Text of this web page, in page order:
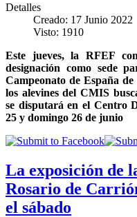
Detalles
Creado: 17 Junio 2022
Visto: 1910
Este jueves, la RFEF
designación como sede
Campeonato de España
los alevines del CMIS
se disputará en el Centro
25 y domingo 26 de junio
La exposición de
Rosario de
el sábado